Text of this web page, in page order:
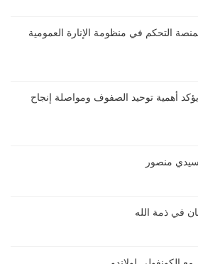
التحكم في منظومة الإنارة العمومية
أهمية توحيد الصفوف ومواصلة إنجاح
في ذمة الله